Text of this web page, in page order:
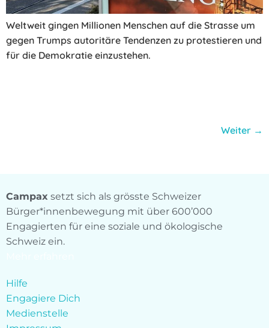
Weltweit gingen Millionen Menschen auf die Strasse um
gegen Trumps autoritäre Tendenzen zu protestieren und
für die Demokratie einzustehen.
Weiter →
Campax setzt sich als grösste Schweizer
Bürger*innenbewegung mit über 600’000
Engagierten für eine soziale und ökologische
Schweiz ein.
Hilfe
Engagiere Dich
Medienstelle